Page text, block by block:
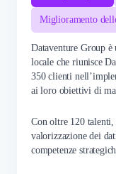
Miglioramento
Dataventure Group
locale che riunisce
350 clienti
ai loro obiettivi di
Con oltre 120
valorizzazione dei
competenze